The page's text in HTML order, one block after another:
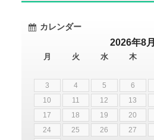
カレンダー
2026年8月
月 火 水 木
3
4 5 6
10
11 12 13
17
18 19 20
24
25 26 27